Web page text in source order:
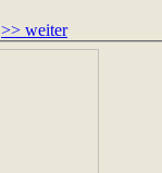
>> weiter